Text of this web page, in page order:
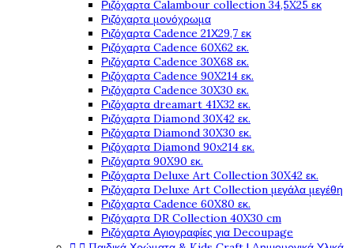
Ριζόχαρτα Calambour collection 34,5X25 εκ
Ριζόχαρτα μονόχρωμα
Ριζόχαρτα Cadence 21Χ29,7 εκ
Ριζόχαρτα Cadence 60X62 εκ.
Ριζόχαρτα Cadence 30X68 εκ.
Ριζόχαρτα Cadence 90X214 εκ.
Ριζόχαρτα Cadence 30X30 εκ.
Ριζόχαρτα dreamart 41X32 εκ.
Ριζόχαρτα Diamond 30X42 εκ.
Ριζόχαρτα Diamond 30X30 εκ.
Ριζόχαρτα Diamond 90x214 εκ.
Ριζόχαρτα 90X90 εκ.
Ριζόχαρτα Deluxe Art Collection 30X42 εκ.
Ριζόχαρτα Deluxe Art Collection μεγάλα μεγέθη
Ριζόχαρτα Cadence 60X80 εκ.
Ριζόχαρτα DR Collection 40X30 cm
Ριζόχαρτα Αγιογραφίες για Decoupage